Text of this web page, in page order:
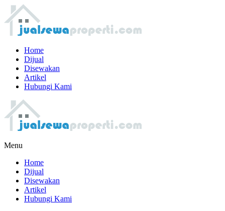
Home
Dijual
Disewakan
Artikel
Hubungi Kami
Menu
Home
Dijual
Disewakan
Artikel
Hubungi Kami